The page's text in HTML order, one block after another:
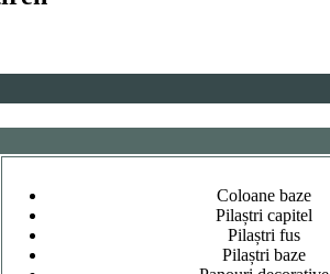
Coloane baze
Pilaștri capitel
Pilaștri fus
Pilaștri baze